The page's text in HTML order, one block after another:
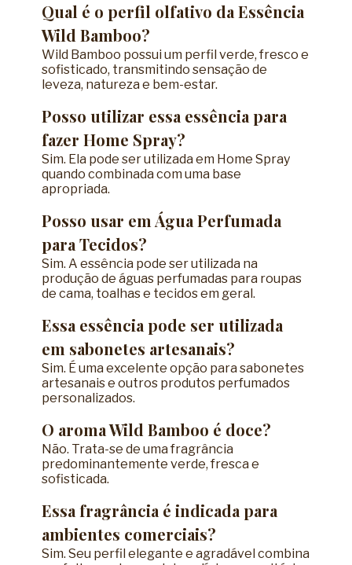
Qual é o perfil olfativo da Essência
Wild Bamboo?
Wild Bamboo possui um perfil verde, fresco e
sofisticado, transmitindo sensação de
leveza, natureza e bem-estar.
Posso utilizar essa essência para
fazer Home Spray?
Sim. Ela pode ser utilizada em Home Spray
quando combinada com uma base
apropriada.
Posso usar em Água Perfumada
para Tecidos?
Sim. A essência pode ser utilizada na
produção de águas perfumadas para roupas
de cama, toalhas e tecidos em geral.
Essa essência pode ser utilizada
em sabonetes artesanais?
Sim. É uma excelente opção para sabonetes
artesanais e outros produtos perfumados
personalizados.
O aroma Wild Bamboo é doce?
Não. Trata-se de uma fragrância
predominantemente verde, fresca e
sofisticada.
Essa fragrância é indicada para
ambientes comerciais?
Sim. Seu perfil elegante e agradável combina